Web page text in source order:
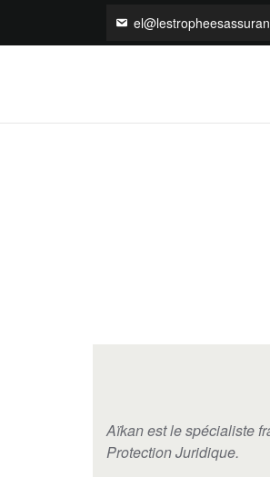
Aïkan est le spécialiste
Protection Juridique.